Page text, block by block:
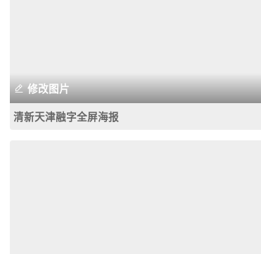
修改图片
清新天津融字全屏海报